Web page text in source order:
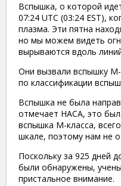
Вспышка, о которой
07:24 UTC (03:24 EST),
плазма. Эти пятна
но мы можем видеть
вырываются вдоль
Они вызвали вспышку
по классификации
Вспышка не была
отмечает НАСА, это
вспышка M-класса,
шкале, поэтому нам не
Поскольку за 925 дней
были обнаружены,
пристальное внимание.